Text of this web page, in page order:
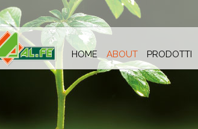
HOME ABOUT PRODOTTI